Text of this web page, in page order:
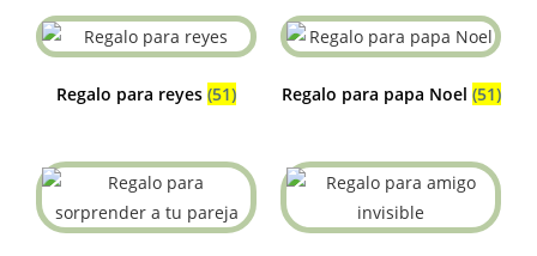
Regalo para reyes (51) Regalo para papa Noel (51)